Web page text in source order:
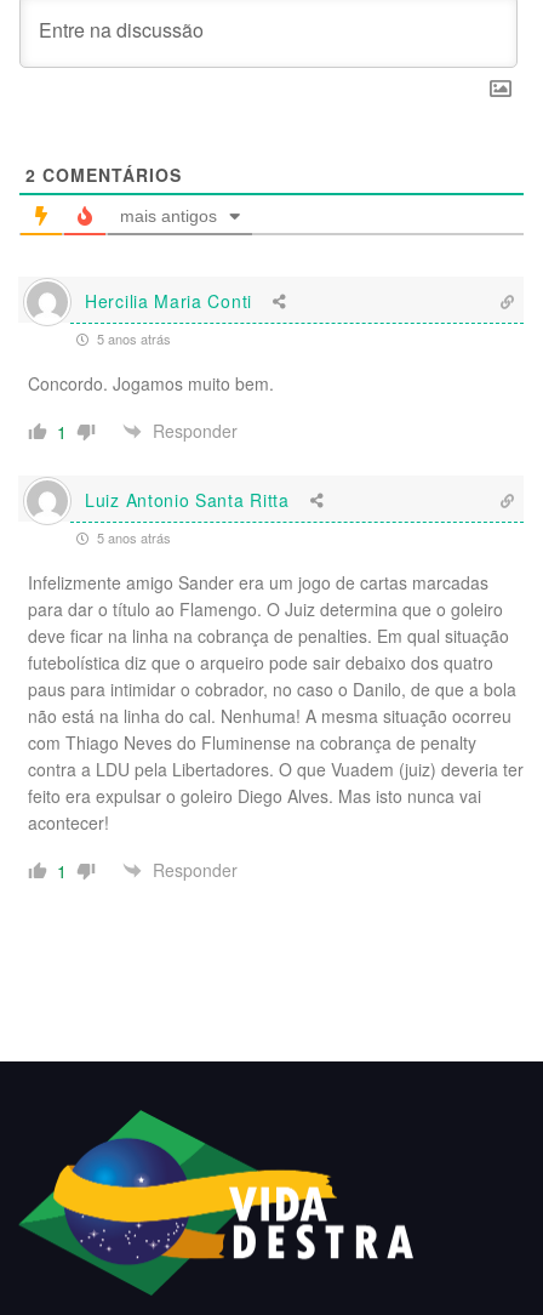
2 COMENTÁRIOS
mais antigos
Hercilia Maria Conti
5 anos atrás
Concordo. Jogamos muito bem.
1
Responder
Luiz Antonio Santa Ritta
5 anos atrás
Infelizmente amigo Sander era um jogo de cartas marcadas
para dar o título ao Flamengo. O Juiz determina que o goleiro
deve ficar na linha na cobrança de penalties. Em qual situação
futebolística diz que o arqueiro pode sair debaixo dos quatro
paus para intimidar o cobrador, no caso o Danilo, de que a bola
não está na linha do cal. Nenhuma! A mesma situação ocorreu
com Thiago Neves do Fluminense na cobrança de penalty
contra a LDU pela Libertadores. O que Vuadem (juiz) deveria ter
feito era expulsar o goleiro Diego Alves. Mas isto nunca vai
acontecer!
1
Responder